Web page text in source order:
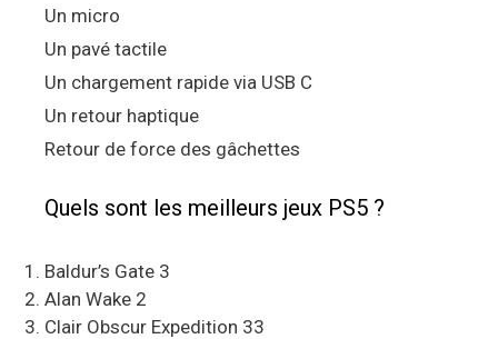
Un micro
Un pavé tactile
Un chargement rapide via USB C
Un retour haptique
Retour de force des gâchettes
Quels sont les meilleurs jeux PS5 ?
Baldur’s Gate 3
Alan Wake 2
Clair Obscur Expedition 33